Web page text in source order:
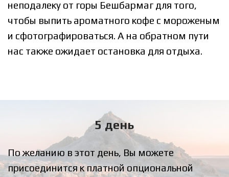
неподалеку от горы Бешбармаг для того,
чтобы выпить ароматного кофе с мороженым
и сфотографироваться. А на обратном пути
нас также ожидает остановка для отдыха.
5 день
По желанию в этот день, Вы можете
присоединится к платной опциональной